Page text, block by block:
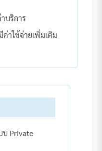
บริการ
าใช้จ่ายเพิ่มเติม
บ Private